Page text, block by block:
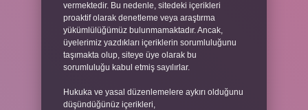
vermektedir. Bu nedenle, sitedeki içerikleri
proaktif olarak denetleme veya araştırma
yükümlülüğümüz bulunmamaktadır. Ancak,
üyelerimiz yazdıkları içeriklerin sorumluluğunu
taşımakta olup, siteye üye olarak bu
sorumluluğu kabul etmiş sayılırlar.
Hukuka ve yasal düzenlemelere aykırı olduğunu
düşündüğünüz içerikleri,